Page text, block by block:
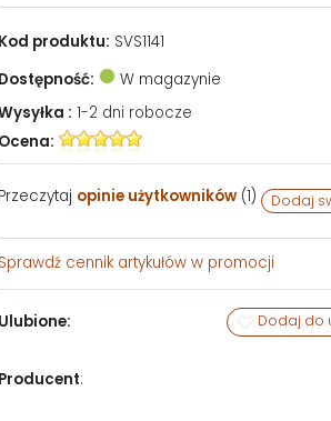
Kod produktu: SVS1141
Dostępność:
W magazynie
: 1-2 dni robocze
Ocena:
Przeczytaj opinie użytkowników(1) Dodaj
Sprawdź cennik artykułów w promocji
Ulubione: Dodaj do
Producent: